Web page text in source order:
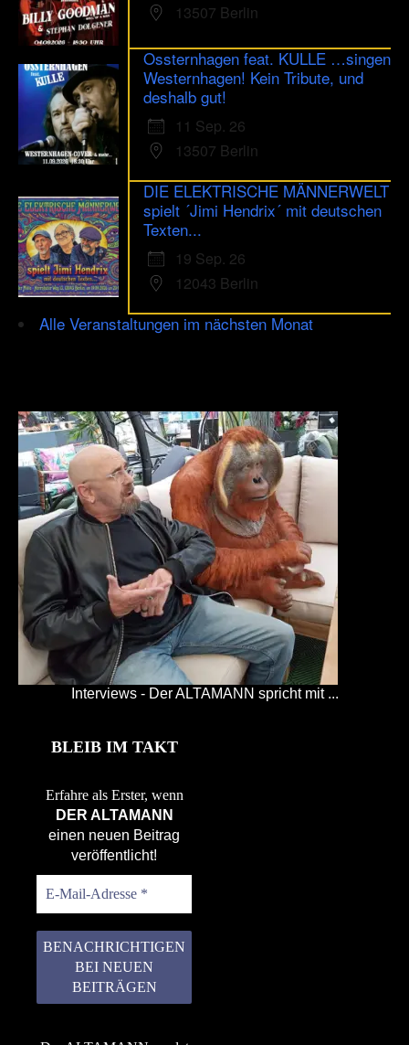
13507 Berlin
Ossternhagen feat. KULLE …singen
Westernhagen! Kein Tribute, und
deshalb gut!
11 Sep. 26
13507 Berlin
DIE ELEKTRISCHE MÄNNERWELT
spielt ´Jimi Hendrix´ mit deutschen
Texten...
19 Sep. 26
12043 Berlin
Alle Veranstaltungen im nächsten Monat
Interviews - Der ALTAMANN spricht mit ...
BLEIB IM TAKT
Erfahre als Erster, wenn
DER ALTAMANN
einen neuen Beitrag
veröffentlicht!